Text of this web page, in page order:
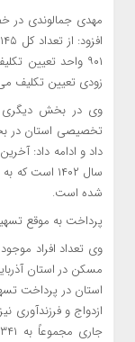
مهدی جمالوندی
زودی تعیین تکلیف
وی در بخش دیگری
داد و ادامه داد:
شده است.
پرداخت به موقع
وی تعداد افراد
استان در پرداخت
ازدواج و فرزندآوری